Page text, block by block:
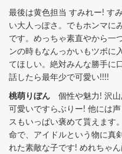
最後は黄色担当 すみれー! す
い大人っぽさ。でもホンマに
です。めっちゃ素直やから一
ンの時もなんっかいもツボに
てほしい。絶対みんな勝手に
話したら最年少で可愛い!!!!
桃萌りぼん 個性や魅力! 沢山
可愛いですらぶりー! 他には
スもいっぱい褒めて貰えます
命で、アイドルという物に真
れた素敵な子です! めれちゃ